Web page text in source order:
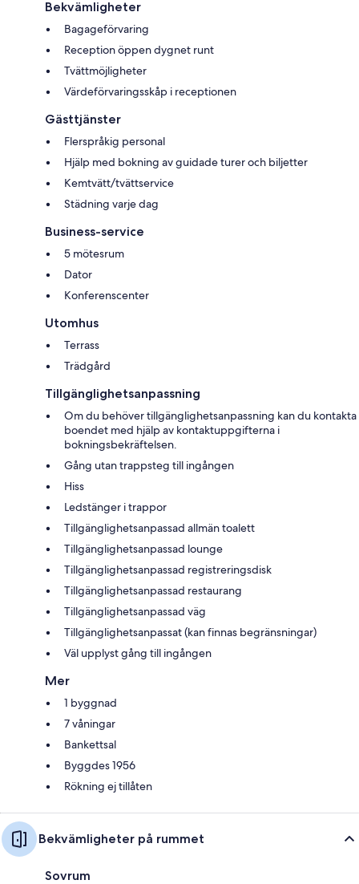
Bekvämligheter
Bagageförvaring
Reception öppen dygnet runt
Tvättmöjligheter
Värdeförvaringsskåp i receptionen
Gästtjänster
Flerspråkig personal
Hjälp med bokning av guidade turer och biljetter
Kemtvätt/tvättservice
Städning varje dag
Business-service
5 mötesrum
Dator
Konferenscenter
Utomhus
Terrass
Trädgård
Tillgänglighetsanpassning
Om du behöver tillgänglighetsanpassning kan du kontakta
boendet med hjälp av kontaktuppgifterna i
bokningsbekräftelsen.
Gång utan trappsteg till ingången
Hiss
Ledstänger i trappor
Tillgänglighetsanpassad allmän toalett
Tillgänglighetsanpassad lounge
Tillgänglighetsanpassad registreringsdisk
Tillgänglighetsanpassad restaurang
Tillgänglighetsanpassad väg
Tillgänglighetsanpassat (kan finnas begränsningar)
Väl upplyst gång till ingången
Mer
1 byggnad
7 våningar
Bankettsal
Byggdes 1956
Rökning ej tillåten
Bekvämligheter på rummet
Sovrum